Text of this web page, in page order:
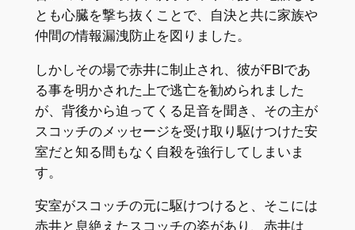
とも心臓を撃ち抜くことで、自決と共に家族や
仲間の情報漏洩防止を図りました。
しかしその場で赤井に制止され、彼がFBIであ
る事を明かされた上で逃亡を勧められました
が、背後から迫ってくる足音を聞き、その主が
スコッチのメッセージを受け取り駆けつけた安
室だと知る間もなく自殺を強行してしまいま
す。
安室がスコッチの元に駆けつけると、そこには
赤井と息絶えたスコッチの姿があり、赤井は